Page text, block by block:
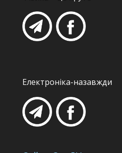
Електроніка-назавжди